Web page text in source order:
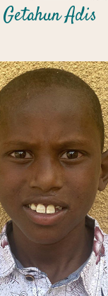
Getahun Adis